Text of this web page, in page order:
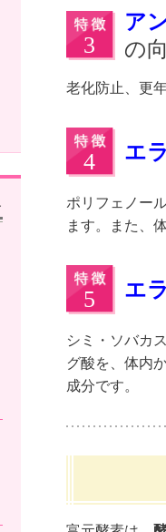
ア
の
老化防止、更
エ
ポリフェノー
ます。また、
エ
シミ・ソバカ
グ酸を、体内
成分です。